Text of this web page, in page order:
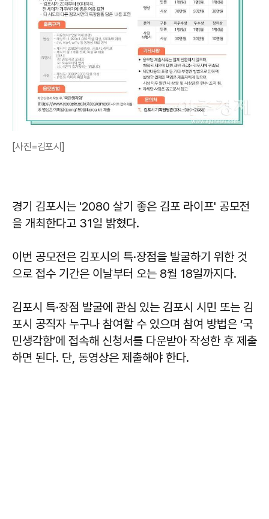
[사진=김포시]
경기 김포시는 '2080 살기 좋은 김포 라이프' 공모전
을 개최한다고 31일 밝혔다.
이번 공모전은 김포시의 특·장점을 발굴하기 위한 것
으로 접수 기간은 이날부터 오는 8월 18일까지다.
김포시 특·장점 발굴에 관심 있는 김포시 시민 또는 김
포시 공직자 누구나 참여할 수 있으며 참여 방법은 ‘국
민생각함’에 접속해 신청서를 다운받아 작성한 후 제출
하면 된다. 단, 동영상은 제출해야 한다.